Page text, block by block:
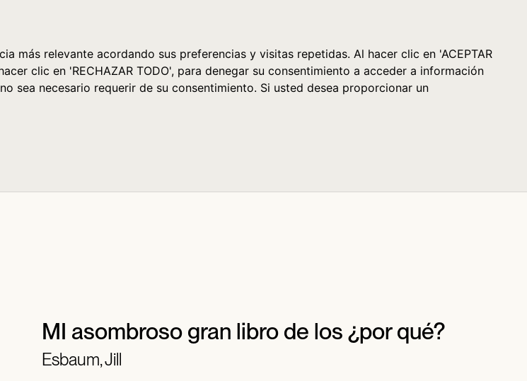
más relevante acordando sus preferencias y visitas repetidas. Al hacer clic en 'ACEPTAR
clic en 'RECHAZAR TODO', para denegar su consentimiento a acceder a información
sea necesario requerir de su consentimiento. Si usted desea proporcionar un
MI asombroso gran libro de los ¿por qué?
Esbaum, Jill